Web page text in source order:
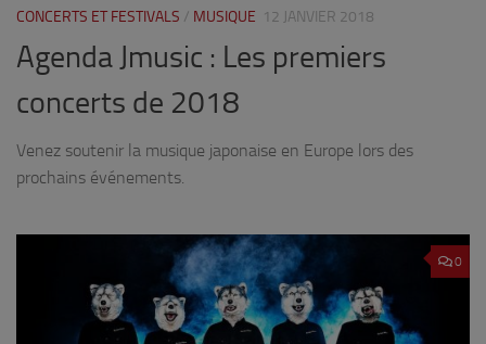
CONCERTS ET FESTIVALS / MUSIQUE 12 JANVIER 2018
Agenda Jmusic : Les premiers
concerts de 2018
Venez soutenir la musique japonaise en Europe lors des
prochains événements.
0